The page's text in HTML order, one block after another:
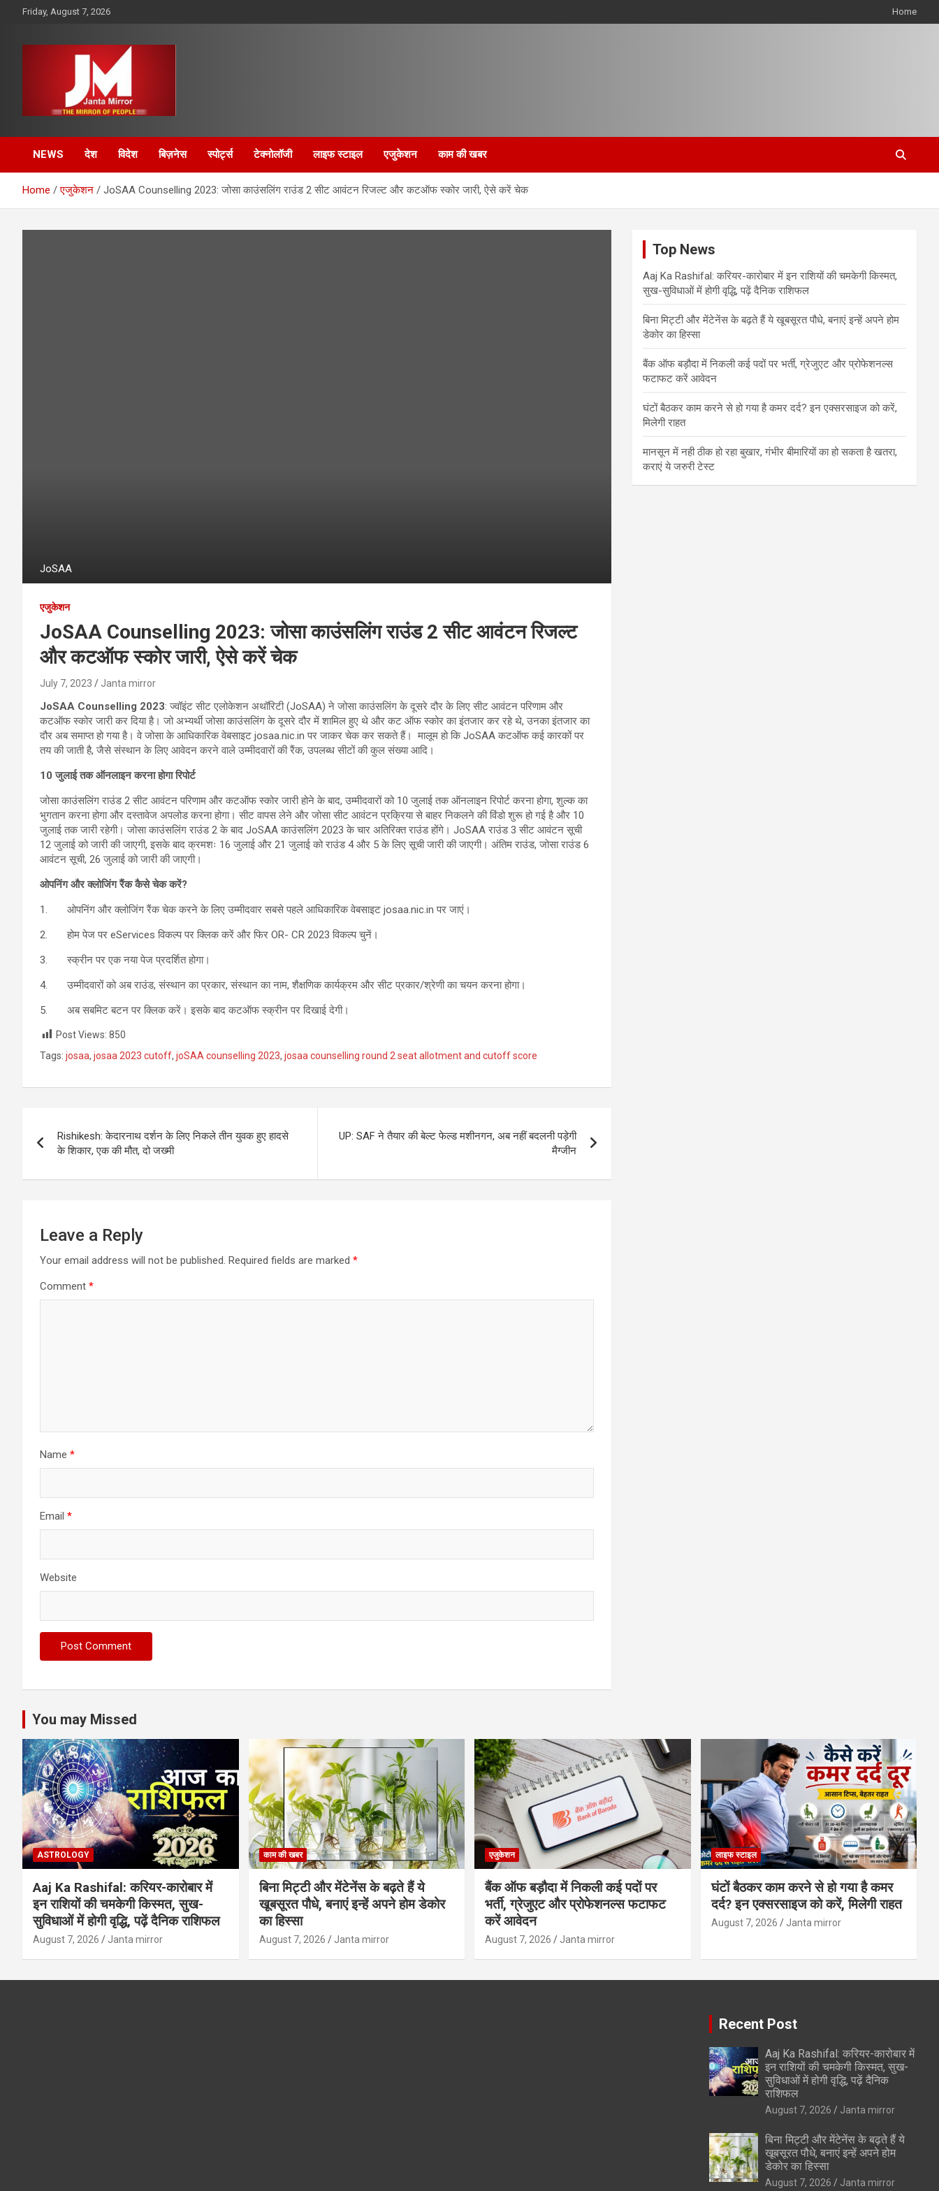
Friday, August 7, 2026 Home
Janta Mirror
NEWS देश विदेश बिज़नेस स्पोर्ट्स टेक्नोलॉजी लाइफ स्टाइल एजुकेशन काम की खबर
Home एजुकेशन JoSAA Counselling 2023: जोसा काउंसलिंग राउंड 2 सीट आवंटन रिजल्ट और कटऑफ स्कोर जारी, ऐसे करें चेक
JoSAA
एजुकेशन
JoSAA Counselling 2023: जोसा काउंसलिंग राउंड 2 सीट आवंटन रिजल्ट
और कटऑफ स्कोर जारी, ऐसे करें चेक
July 7, 2023 Janta mirror
JoSAA Counselling 2023: ज्वॉइंट सीट एलोकेशन अथॉरिटी (JoSAA) ने जोसा काउंसलिंग के दूसरे दौर के लिए सीट आवंटन परिणाम और
कटऑफ स्कोर जारी कर दिया है। जो अभ्‍यर्थी जोसा काउंसलिंग के दूसरे दौर में शामिल हुए थे और कट ऑफ स्कोर का इंतजार कर रहे थे, उनका इंतजार का
दौर अब समाप्‍त हो गया है। वे जोसा के आधिकारिक वेबसाइट josaa.nic.in पर जाकर चेक कर सकते हैं। मालूम हो कि JoSAA कटऑफ कई कारकों पर
तय की जाती है, जैसे संस्थान के लिए आवेदन करने वाले उम्मीदवारों की रैंक, उपलब्ध सीटों की कुल संख्या आदि।
10जुलाई तक ऑनलाइन करना होगा रिपोर्ट
जोसा काउंसलिंग राउंड 2 सीट आवंटन परिणाम और कटऑफ स्कोर जारी होने के बाद, उम्मीदवारों को 10 जुलाई तक ऑनलाइन रिपोर्ट करना होगा, शुल्क का
भुगतान करना होगा और दस्तावेज अपलोड करना होगा। सीट वापस लेने और जोसा सीट आवंटन प्रक्रिया से बाहर निकलने की विंडो शुरू हो गई है और 10
जुलाई तक जारी रहेगी। जोसा काउंसलिंग राउंड 2 के बाद JoSAA काउंसलिंग 2023 के चार अतिरिक्त राउंड होंगे। JoSAA राउंड 3 सीट आवंटन सूची
12 जुलाई को जारी की जाएगी, इसके बाद क्रमशः 16 जुलाई और 21 जुलाई को राउंड 4 और 5 के लिए सूची जारी की जाएगी। अंतिम राउंड, जोसा राउंड 6
आवंटन सूची, 26 जुलाई को जारी की जाएगी।
ओपनिंग और क्लोजिंग रैंक कैसे चेक करें?
1. ओपनिंग और क्‍लोजिंग रैंक चेक करने के लिए उम्मीदवार सबसे पहले आधिकारिक वेबसाइट josaa.nic.in पर जाएं।
2. होम पेज पर eServices विकल्प पर क्लिक करें और फिर OR- CR 2023 विकल्प चुनें।
3. स्क्रीन पर एक नया पेज प्रदर्शित होगा।
4. उम्मीदवारों को अब राउंड, संस्थान का प्रकार, संस्थान का नाम, शैक्षणिक कार्यक्रम और सीट प्रकार/श्रेणी का चयन करना होगा।
5. अब सबमिट बटन पर क्लिक करें। इसके बाद कटऑफ स्क्रीन पर दिखाई देगी।
Post Views: 850
Tags: josaa, josaa 2023 cutoff, joSAA counselling 2023, josaa counselling round 2 seat allotment and cutoff score
navigation
Rishikesh: केदारनाथ दर्शन के लिए निकले तीन युवक हुए हादसे
के शिकार, एक की मौत, दो जख्मी
UP: SAF ने तैयार की बेल्ट फेल्ड मशीनगन, अब नहीं बदलनी पड़ेगी
मैग्जीन
Leave a Reply
Your email address will not be published. Required fields are marked *
Comment *
Name *
Email *
Website
Top News
Aaj Ka Rashifal: करियर-कारोबार में इन राशियों की चमकेगी किस्मत,
सुख-सुविधाओं में होगी वृद्धि, पढ़ें दैनिक राशिफल
बिना मिट्टी और मेंटेनेंस के बढ़ते हैं ये खूबसूरत पौधे, बनाएं इन्‍हें अपने होम
डेकोर का हिस्‍सा
बैंक ऑफ बड़ौदा में निकली कई पदों पर भर्ती, ग्रेजुएट और प्रोफेशनल्स
फटाफट करें आवेदन
घंटों बैठकर काम करने से हो गया है कमर दर्द? इन एक्सरसाइज को करें,
मिलेगी राहत
मानसून में नही ठीक हो रहा बुखार, गंभीर बीमारियों का हो सकता है खतरा,
कराएं ये जरुरी टेस्ट
You may Missed
ASTROLOGY
Aaj Ka Rashifal: करियर-कारोबार में
इन राशियों की चमकेगी किस्मत, सुख-
सुविधाओं में होगी वृद्धि, पढ़ें दैनिक राशिफल
August 7, 2026 Janta mirror
काम की खबर
बिना मिट्टी और मेंटेनेंस के बढ़ते हैं ये
खूबसूरत पौधे, बनाएं इन्‍हें अपने होम डेकोर
का हिस्‍सा
August 7, 2026 Janta mirror
एजुकेशन
बैंक ऑफ बड़ौदा में निकली कई पदों पर
भर्ती, ग्रेजुएट और प्रोफेशनल्स फटाफट
करें आवेदन
August 7, 2026 Janta mirror
लाइफ स्टाइल
घंटों बैठकर काम करने से हो गया है कमर
दर्द? इन एक्सरसाइज को करें, मिलेगी राहत
August 7, 2026 Janta mirror
Recent Post
Aaj Ka Rashifal: करियर-कारोबार में
इन राशियों की चमकेगी किस्मत, सुख-
सुविधाओं में होगी वृद्धि, पढ़ें दैनिक
राशिफल
August 7, 2026 Janta mirror
बिना मिट्टी और मेंटेनेंस के बढ़ते हैं ये
खूबसूरत पौधे, बनाएं इन्‍हें अपने होम
डेकोर का हिस्‍सा
August 7, 2026 Janta mirror